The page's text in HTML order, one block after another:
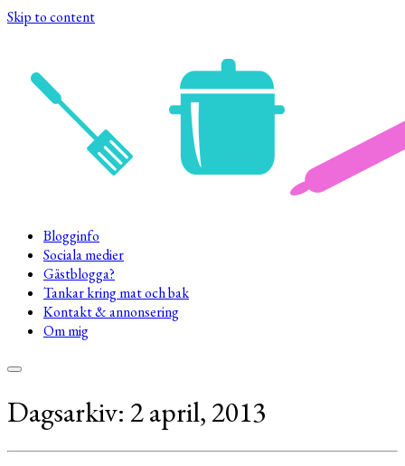
Skip to content
Blogginfo
Sociala medier
Gästblogga?
Tankar kring mat och bak
Kontakt & annonsering
Om mig
Dagsarkiv:2 april, 2013